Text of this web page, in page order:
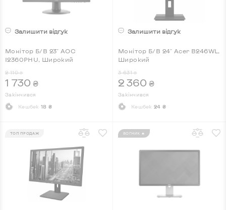
Залишити відгук
Монітор Б/В 23" AOC
I2360PHU, Широкий
2 110 ₴
1 730 ₴
Закінчився
Кешбек 18 ₴
Залишити відгук
Монітор Б/В 24" Acer B246WL,
Широкий
3 631 ₴
2 360 ₴
Закінчився
Кешбек 24 ₴
ТОП ПРОДАЖ ВОГНИК 🔥